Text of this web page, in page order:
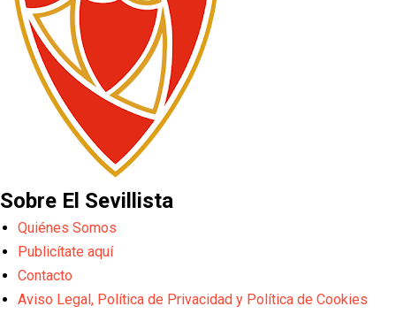
Sobre El Sevillista
Quiénes Somos
Publicítate aquí
Contacto
Aviso Legal, Política de Privacidad y Política de Cookies